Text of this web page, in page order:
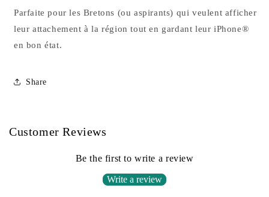
Parfaite pour les Bretons (ou aspirants) qui veulent afficher
leur attachement à la région tout en gardant leur iPhone®
en bon état.
Share
Customer Reviews
Be the first to write a review
Write a review